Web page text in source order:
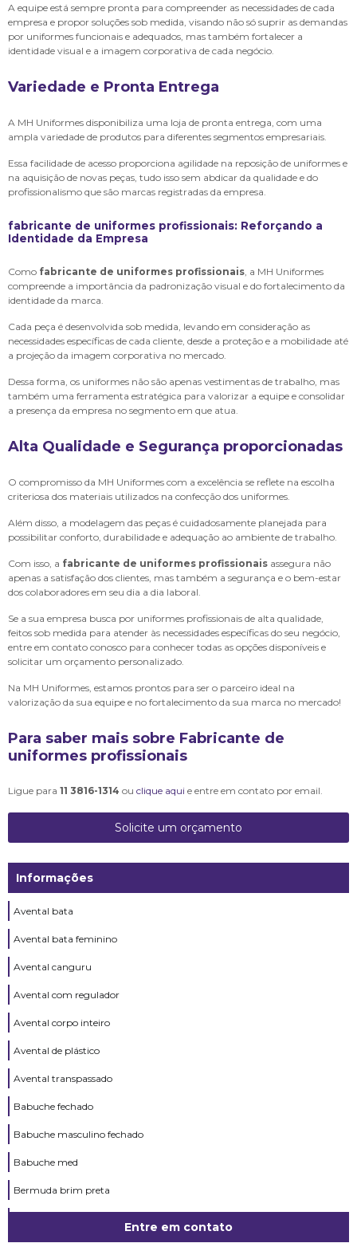
A equipe está sempre pronta para compreender as necessidades de cada
empresa e propor soluções sob medida, visando não só suprir as demandas
por uniformes funcionais e adequados, mas também fortalecer a
identidade visual e a imagem corporativa de cada negócio.
Variedade e Pronta Entrega
A MH Uniformes disponibiliza uma loja de pronta entrega, com uma
ampla variedade de produtos para diferentes segmentos empresariais.
Essa facilidade de acesso proporciona agilidade na reposição de uniformes e
na aquisição de novas peças, tudo isso sem abdicar da qualidade e do
profissionalismo que são marcas registradas da empresa.
fabricante de uniformes profissionais: Reforçando a
Identidade da Empresa
Como fabricante de uniformes profissionais , a MH Uniformes
compreende a importância da padronização visual e do fortalecimento da
identidade da marca.
Cada peça é desenvolvida sob medida, levando em consideração as
necessidades específicas de cada cliente, desde a proteção e a mobilidade até
a projeção da imagem corporativa no mercado.
Dessa forma, os uniformes não são apenas vestimentas de trabalho, mas
também uma ferramenta estratégica para valorizar a equipe e consolidar
a presença da empresa no segmento em que atua.
Alta Qualidade e Segurança proporcionadas
O compromisso da MH Uniformes com a excelência se reflete na escolha
criteriosa dos materiais utilizados na confecção dos uniformes.
Além disso, a modelagem das peças é cuidadosamente planejada para
possibilitar conforto, durabilidade e adequação ao ambiente de trabalho.
Com isso, a fabricante de uniformes profissionais assegura não
apenas a satisfação dos clientes, mas também a segurança e o bem-estar
dos colaboradores em seu dia a dia laboral.
Se a sua empresa busca por uniformes profissionais de alta qualidade,
feitos sob medida para atender às necessidades específicas do seu negócio,
entre em contato conosco para conhecer todas as opções disponíveis e
solicitar um orçamento personalizado.
Na MH Uniformes, estamos prontos para ser o parceiro ideal na
valorização da sua equipe e no fortalecimento da sua marca no mercado!
Para saber mais sobre Fabricante de
uniformes profissionais
Ligue para 11 3816-1314 ou clique aqui e entre em contato por email.
Solicite um orçamento
Informações
Avental bata
Avental bata feminino
Avental canguru
Avental com regulador
Avental corpo inteiro
Avental de plástico
Avental transpassado
Babuche fechado
Babuche masculino fechado
Babuche med
Bermuda brim preta
Entre em contato